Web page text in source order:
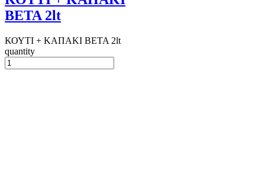
ΒΕΤΑ 2lt
ΚΟΥΤΙ + ΚΑΠΑΚΙ ΒΕΤΑ 2lt
quantity